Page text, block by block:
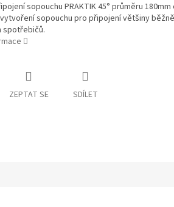
sopouchu PRAKTIK 45° průměru 180mm
sopouchu pro připojení většiny běžně
spotřebičů.
ZEPTAT SE SDÍLET